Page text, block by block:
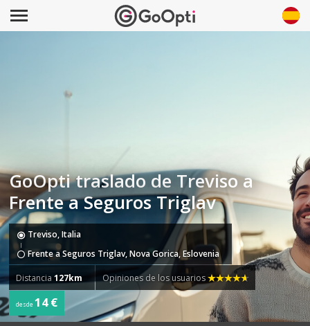
GoOpti traslado de Treviso a
Frente a Seguros Triglav
Treviso, Italia
Frente a Seguros Triglav, Nova Gorica, Eslovenia
Distancia127km Opiniones de los usuarios
desde 14 €